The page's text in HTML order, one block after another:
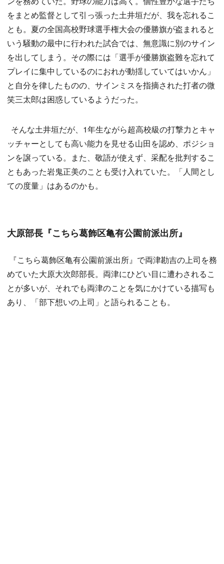
をまとめ監督として引っ張った土井垣だが、我を忘れるこ
とも。夏の全国高校野球選手権大会の優勝旗が盗まれると
いう騒動の最中に行われた試合では、無意識に別のサイン
を出してしまう。その際には「選手が優勝旗盗難を忘れて
プレイに集中しているのにおれが動揺していてはいかん」
と自分を律したものの、サインミスを指摘された打者の微
笑三太郎は困惑しているようだった。
そんな土井垣だが、1年生ながら超高校級の打撃力とキャ
ッチャーとしても高い能力を見せる山田を認め、ポジショ
ンを譲っている。また、敬語が使えず、采配を批判するこ
ともあった岩鬼正美のことも受け入れていた。「人間とし
ての度量」はあるのかも。
大原部長『こちら葛飾区亀有公園前派出所』
『こちら葛飾区亀有公園前派出所』で両津勘吉の上司を務
めていた大原大次郎部長。両津にひどい目に遭わされるこ
とが多いが、それでも両津のことを気にかけている描写も
あり、「部下想いの上司」と語られることも。